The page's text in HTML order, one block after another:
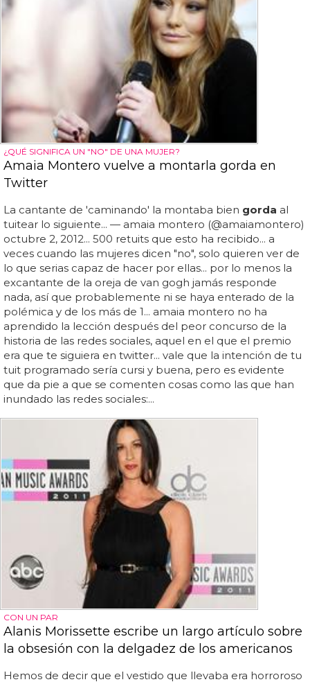
¿QUÉ SIGNIFICA UN "NO" DE UNA MUJER?
Amaia Montero vuelve a montarla gorda en
Twitter
La cantante de 'caminando' la montaba bien gorda al
tuitear lo siguiente... — amaia montero (@amaiamontero)
octubre 2, 2012... 500 retuits que esto ha recibido... a
veces cuando las mujeres dicen "no", solo quieren ver de
lo que serias capaz de hacer por ellas... por lo menos la
excantante de la oreja de van gogh jamás responde
nada, así que probablemente ni se haya enterado de la
polémica y de los más de 1... amaia montero no ha
aprendido la lección después del peor concurso de la
historia de las redes sociales, aquel en el que el premio
era que te siguiera en twitter... vale que la intención de tu
tuit programado sería cursi y buena, pero es evidente
que da pie a que se comenten cosas como las que han
inundado las redes sociales:...
CON UN PAR
Alanis Morissette escribe un largo artículo sobre
la obsesión con la delgadez de los americanos
Hemos de decir que el vestido que llevaba era horroroso